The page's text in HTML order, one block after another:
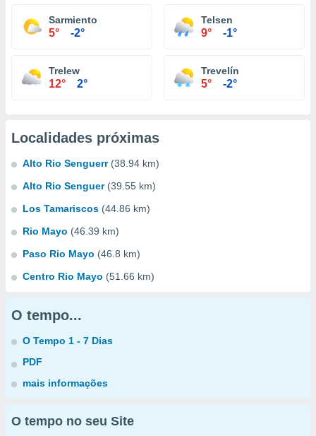
Sarmiento
5° -2°
Telsen
9° -1°
Trelew
12° 2°
Trevelín
5° -2°
Localidades próximas
Alto Rio Senguerr (38.94 km)
Alto Rio Senguer (39.55 km)
Los Tamariscos (44.86 km)
Rio Mayo (46.39 km)
Paso Rio Mayo (46.8 km)
Centro Rio Mayo (51.66 km)
O tempo...
O Tempo 1 - 7 Dias
PDF
mais informações
O tempo no seu Site